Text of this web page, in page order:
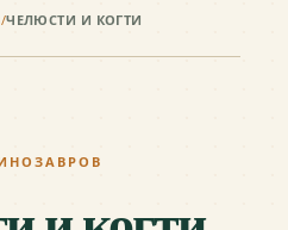
/ЧЕЛЮСТИ И КОГТИ